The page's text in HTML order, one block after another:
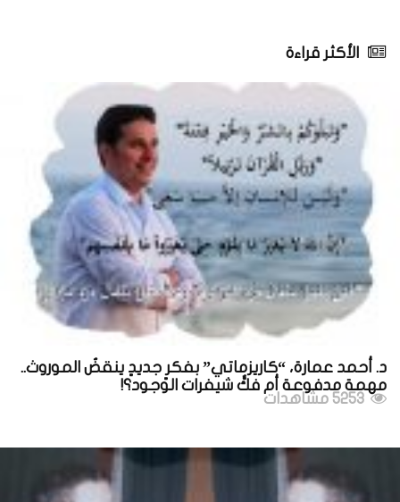
الأكثر قراءة
د. أحمد عمارة، “كاريزماتي” بفكرٍ جديدٍ ينقضُ الموروث..
مهمة مدفوعة أم فكُّ شيفرات الوجود؟!